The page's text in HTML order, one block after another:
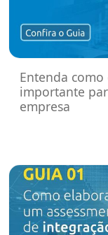
Entenda
importante
empresa